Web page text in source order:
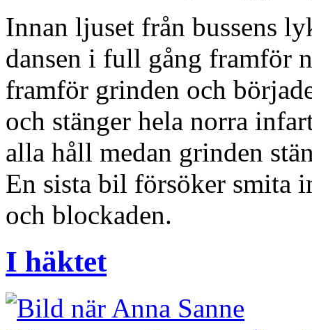
Innan ljuset från bussens
dansen i full gång framför
framför grinden och
och stänger hela norra
alla håll medan grinden
En sista bil försöker smita
och blockaden.
I häktet